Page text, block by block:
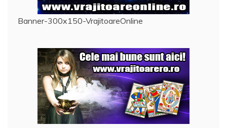
Banner-300x150-VrajitoareOnline